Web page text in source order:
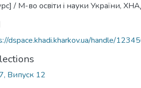
/ М-во освiти i науки України,
dspace.khadi.kharkov.ua/handle/
Випуск 12